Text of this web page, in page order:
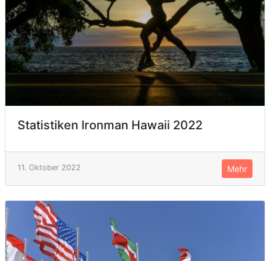
Statistiken Ironman Hawaii 2022
11. Oktober 2022 Mehr